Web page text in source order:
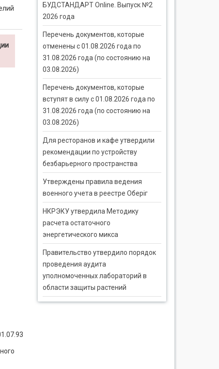
БУДСТАНДАРТ Online. Выпуск №2
2026 года
Перечень документов, которые
отменены с 01.08.2026 года по
31.08.2026 года (по состоянию на
03.08.2026)
Перечень документов, которые
вступят в силу с 01.08.2026 года по
31.08.2026 года (по состоянию на
03.08.2026)
Для ресторанов и кафе утвердили
рекомендации по устройству
безбарьерного пространства
Утверждены правила ведения
военного учета в реестре Оберіг
НКРЭКУ утвердила Методику
расчета остаточного
энергетического микса
Правительство утвердило порядок
проведения аудита
уполномоченных лабораторий в
области защиты растений